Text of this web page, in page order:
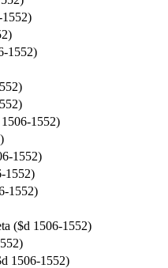
1552)
1552)
1552)
1552)
1552)
1552)
($d 1506-1552)
1506-1552)